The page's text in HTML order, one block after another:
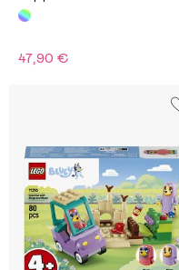
teekuppikaruselli
47,90 €